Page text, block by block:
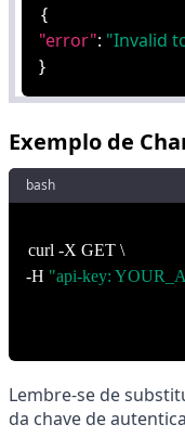
{
"error": "Invalid
}
Exemplo de
bash
curl -X GET \
-H "api-key:
Lembre-se de
da chave de